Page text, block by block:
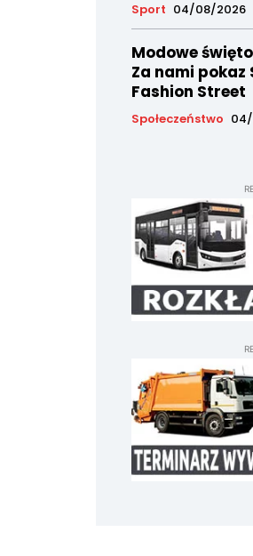
Sport 04/08/2026
Modowe
Za nami pokaz
Fashion Street
Społeczeństwo